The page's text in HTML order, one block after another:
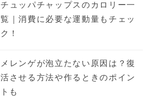
チュッパチャップスのカロリー一
覧｜消費に必要な運動量もチェッ
ク！
メレンゲが泡立たない原因は？復
活させる方法や作るときのポイン
トも